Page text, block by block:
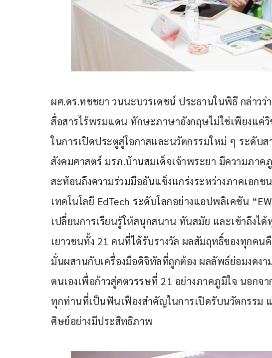
ผศ.ดร.ทชชยา วนนะบวรเดชน์ ประธานในพิธี กล่าวว่
สื่อสารไร้พรมแดน ทักษะภาษาอังกฤษไม่ใช่เพียงแค่
ในการเปิดประตูสู่โอกาสและนวัตกรรมใหม่ ๆ ระดับ
สังคมศาสตร์ มรภ.บ้านสมเด็จเจ้าพระยา มีความภาค
สะท้อนถึงความร่วมมืออันแข็งแกร่งระหว่างภาคเอก
เทคโนโลยี EdTech ระดับโลกอย่างแอปพลิเคชัน
เปลี่ยนการเรียนรู้ให้สนุกสนาน ทันสมัย และเข้าถึงไ
เยาวชนทั้ง 21 คนที่ได้รับรางวัล ผลสัมฤทธิ์ของทุกคน
มั่นผสานกับเครื่องมือดิจิทัลที่ถูกต้อง ผลลัพธ์ย่อมงดง
ตนเองเพื่อก้าวสู่ศตวรรษที่ 21 อย่างภาคภูมิใจ นอกจ
ทุกท่านที่เป็นฟันเฟืองสำคัญในการเปิดรับนวัตกรรม
ศิษย์อย่างมีประสิทธิภาพ